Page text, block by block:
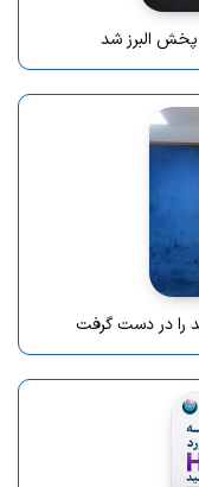
البرز شد
را در دست گرفت